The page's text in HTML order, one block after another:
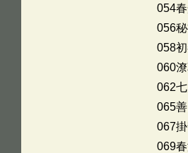
054
056
058
060
062七
065
067
069